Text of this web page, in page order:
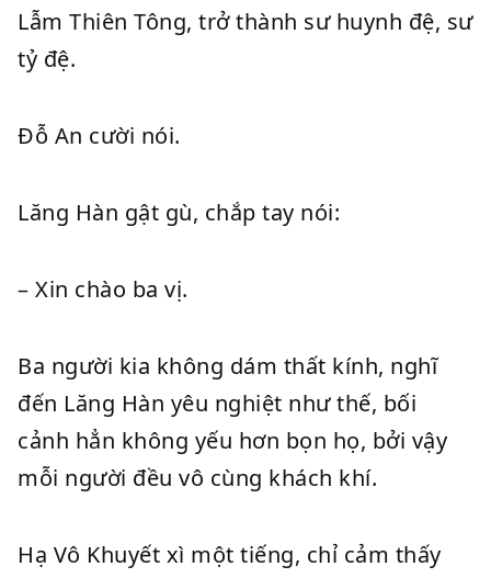
Lẫm Thiên Tông, trở thành sư huynh đệ, sư
tỷ đệ.
Đỗ An cười nói.
Lăng Hàn gật gù, chắp tay nói:
– Xin chào ba vị.
Ba người kia không dám thất kính, nghĩ
đến Lăng Hàn yêu nghiệt như thế, bối
cảnh hẳn không yếu hơn bọn họ, bởi vậy
mỗi người đều vô cùng khách khí.
Hạ Vô Khuyết xì một tiếng, chỉ cảm thấy